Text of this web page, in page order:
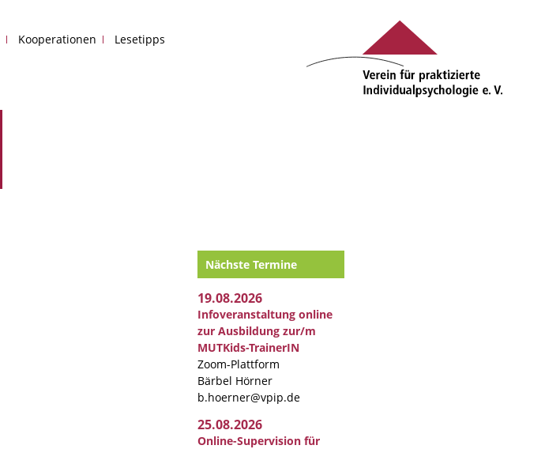
Kooperationen Lesetipps
Nächste Termine
19.08.2026
Infoveranstaltung online
zur Ausbildung zur/m
MUTKids-TrainerIN
Zoom-Plattform
Bärbel Hörner
b.hoerner@vpip.de
25.08.2026
Online-Supervision für